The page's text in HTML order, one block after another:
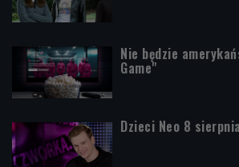
Nie będzie
Game"
Dzieci Neo 8